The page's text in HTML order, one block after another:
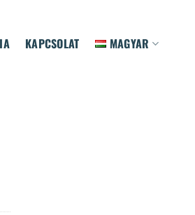
KAPCSOLAT MAGYAR